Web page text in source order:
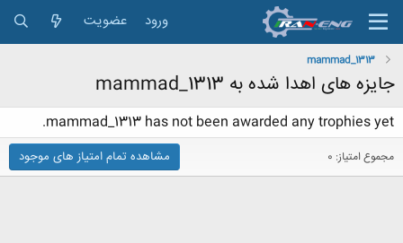
ورود عضویت
mammad_1313
جایزه های اهدا شده به mammad_1313
mammad_1313 has not been awarded any trophies yet.
مجموع امتیاز: 0 مشاهده تمام امتیاز های موجود